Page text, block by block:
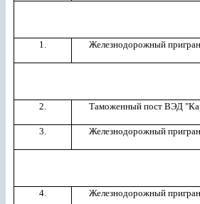
1. Железнодорожный
2. Таможенный пост ВЭД
3. Железнодорожный
4. Железнодорожный